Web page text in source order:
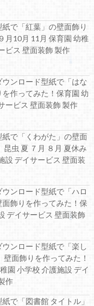
で「紅葉」の壁面飾り
月10月 11月 保育園 幼稚
ビス 壁面装飾 製作
ウンロード型紙で「はな
を作ってみた！保育園 幼
ービス 壁面装飾 製作
で「くわがた」の壁面
虫 夏 ７月 ８月 夏休み
設 デイサービス 壁面装
ウンロード型紙で「ハロ
飾りを作ってみた！保
デイサービス 壁面装飾
ンロード型紙で「楽し
面飾りを作ってみた！
園 小学校 介護施設 デイ
作
で「図書館 タイトル」